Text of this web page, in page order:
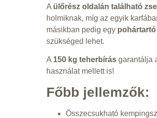
A ülőrész oldalán található
holmiknak, míg az egyik
másikban pedig egy pohártartó
szükséged lehet.
A 150 kg teherbírás garantálja
használat mellett is!
Főbb jellemzők:
Összecsukható